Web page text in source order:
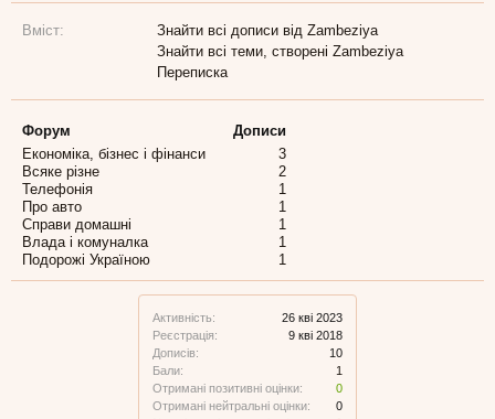
Активність:
26 кві 2023
Реєстрація:
9 кві 2018
Дописів:
10
Бали:
1
Отримані позитивні оцінки:
0
Отримані нейтральні оцінки:
0
Вміст:
Знайти всі дописи від Zambeziya
Знайти всі теми, створені Zambeziya
Переписка
Форум
Дописи
Економіка, бізнес і фінанси
3
Всяке різне
2
Телефонія
1
Про авто
1
Справи домашні
1
Влада і комуналка
1
Подорожі Україною
1